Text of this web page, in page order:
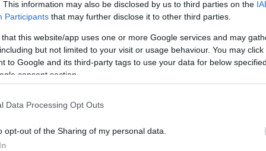
This information may also be disclosed by us to third parties on the
Participants that may further disclose it to other third parties.
that this website/app uses one or more Google services and may
but not limited to your visit or usage behaviour. You may
to Google and its third-party tags to use your data for below
consent section.
Data Processing Opt Outs
opt-out of the Sharing of my personal data.
TOVÁBB →
stylesaaron taylor johnson
AZ ARÉNÁBAN